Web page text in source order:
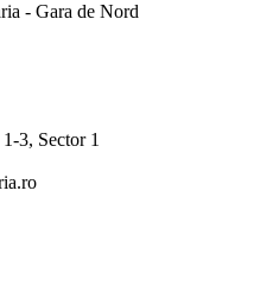
- Gara de Nord
3, Sector 1